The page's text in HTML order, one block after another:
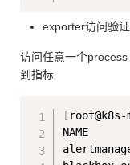
exporter访问验证
访问任意一个
到指标
[
NAME